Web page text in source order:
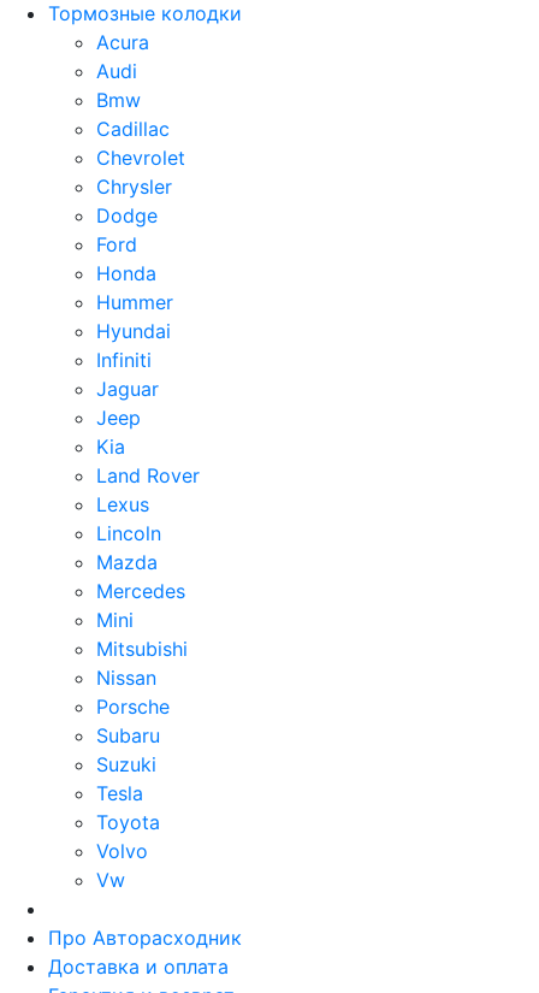
Тормозные колодки
Acura
Audi
Bmw
Cadillac
Chevrolet
Chrysler
Dodge
Ford
Honda
Hummer
Hyundai
Infiniti
Jaguar
Jeep
Kia
Land Rover
Lexus
Lincoln
Mazda
Mercedes
Mini
Mitsubishi
Nissan
Porsche
Subaru
Suzuki
Tesla
Toyota
Volvo
Vw
Про Авторасходник
Доставка и оплата